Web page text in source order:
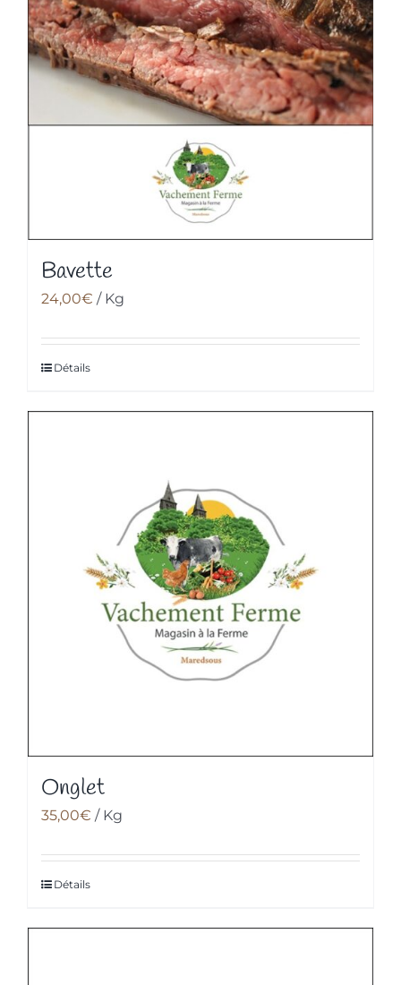
Bavette
24,00€ / Kg
Détails
Onglet
35,00€ / Kg
Détails